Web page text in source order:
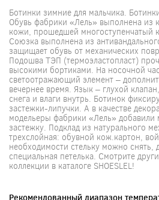
Ботинки зимние для мальчика.
Обувь фабрики «Лель» выполнена из
кожи, прошедшей многоступенчатый
Союзка выполнена из
защищает обувь от механических
Подошва ТЭП (термоэластопласт)
высокими бортиками. На носочной
светоотражающий элемент –
вечернее время. Язык – глухой
снега и влаги внутрь. Ботинок
застежки-липучки. А в качестве
модельеры фабрики «Лель» добавили
застежку. Подклад из натурального
трехслойная: обувной кож.картон,
необходимости стельку можно снять,
специальная петелька. Смотрите
коллекции в каталоге SHOESLEL!
Рекомендованный диапазон